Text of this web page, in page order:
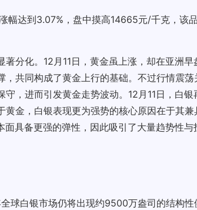
幅达到3.07%，盘中摸高14665元/千克，该
分化。12月11日，黄金虽上涨，却在亚洲
，共同构成了黄金上行的基础。不过行情震
，进而引发黄金走势波动。12月11日，白
金，白银表现更为强势的核心原因在于其
具备更强的弹性，因此吸引了大量趋势性与
球白银市场仍将出现约9500万盎司的结构性